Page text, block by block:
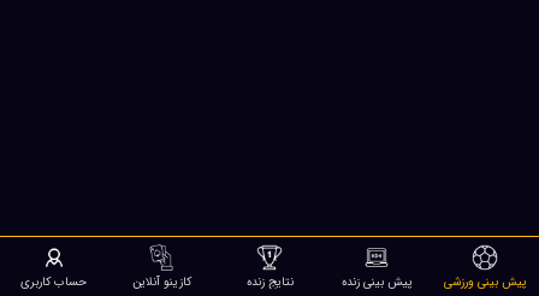
پیش بینی ورزشی پیش بینی زنده نتایج زنده کازینو آنلاین حساب کاربری